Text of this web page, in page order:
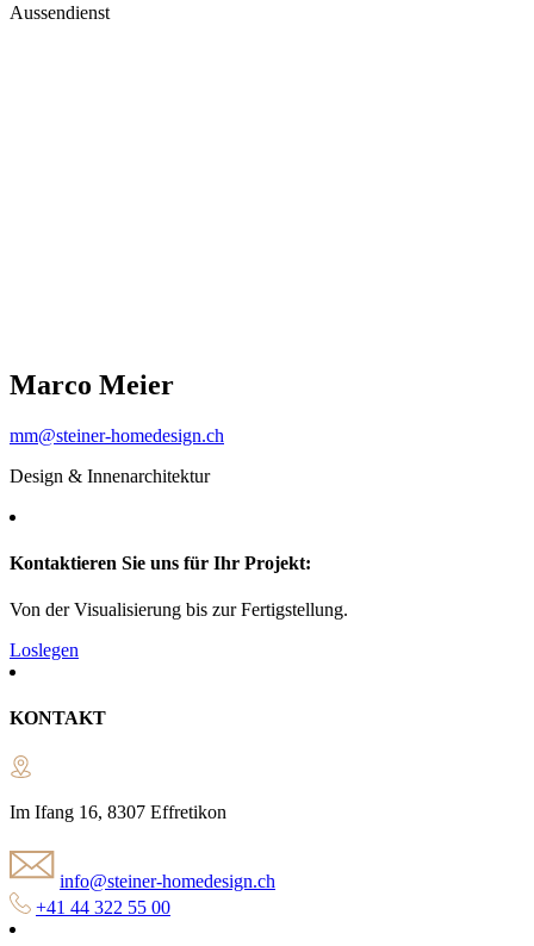
Aussendienst
Marco Meier
mm@steiner-homedesign.ch
Design & Innenarchitektur
Kontaktieren Sie uns für Ihr Projekt:
Von der Visualisierung bis zur Fertigstellung.
Loslegen
KONTAKT
Im Ifang 16, 8307 Effretikon
info@steiner-homedesign.ch
+41 44 322 55 00